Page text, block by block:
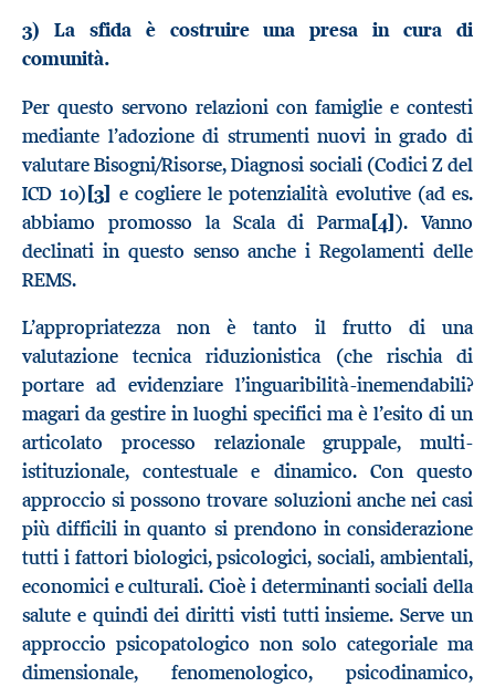
3) La sfida è costruire una presa in cura di
comunità.
Per questo servono relazioni con famiglie e contesti
mediante l’adozione di strumenti nuovi in grado di
valutare Bisogni/Risorse, Diagnosi sociali (Codici Z del
ICD 10)[3] e cogliere le potenzialità evolutive (ad es.
abbiamo promosso la Scala di Parma[4]). Vanno
declinati in questo senso anche i Regolamenti delle
REMS.
L’appropriatezza non è tanto il frutto di una
valutazione tecnica riduzionistica (che rischia di
portare ad evidenziare l’inguaribilità-inemendabili?
magari da gestire in luoghi specifici ma è l’esito di un
articolato processo relazionale gruppale, multi-
istituzionale, contestuale e dinamico. Con questo
approccio si possono trovare soluzioni anche nei casi
più difficili in quanto si prendono in considerazione
tutti i fattori biologici, psicologici, sociali, ambientali,
economici e culturali. Cioè i determinanti sociali della
salute e quindi dei diritti visti tutti insieme. Serve un
approccio psicopatologico non solo categoriale ma
dimensionale, fenomenologico, psicodinamico,